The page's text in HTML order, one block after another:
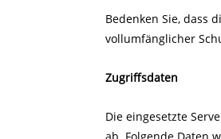
Bedenken Sie, dass
vollumfänglicher
Zugriffsdaten
Die eingesetzte